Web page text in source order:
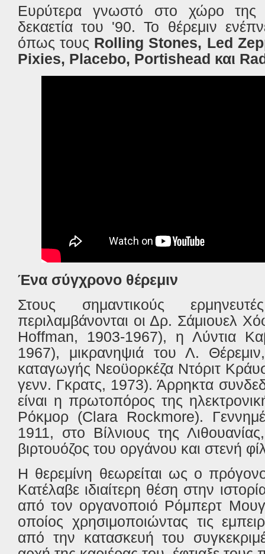
Ευρύτερα γνωστό στο χώρο της
δεκαετία του '90. Το θέρεμιν
όπως τους Rolling Stones, Led
Pixies, Placebo, Portishead και
Ένα σύγχρονο θέρεμιν
Στους σημαντικούς
περιλαμβάνονται οι Δρ. Σάμιουελ
Hoffman, 1903-1967), η Λύντια
1967), μικρανηψιά του Λ.
καταγωγής Νεοϋορκέζα Ντόριτ
γενν. Γκρατς, 1973). Άρρηκτα
είναι η πρωτοπόρος της
Ρόκμορ (Clara Rockmore).
1911, στο Βίλνιους της
βιρτουόζος του οργάνου και στενή
Η θερεμίνη θεωρείται ως ο
Κατέλαβε ιδιαίτερη θέση στην
από τον οργανοποιό Ρόμπερτ
οποίος χρησιμοποιώντας τις
από την κατασκευή του